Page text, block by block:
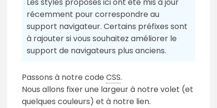
Les styles proposés ici ont été mis à jour
récemment pour correspondre au
support navigateur. Certains préfixes sont
à rajouter si vous souhaitez améliorer le
support de navigateurs plus anciens.
Passons à notre code CSS.
Nous allons fixer une largeur à notre volet (et
quelques couleurs) et à notre lien.